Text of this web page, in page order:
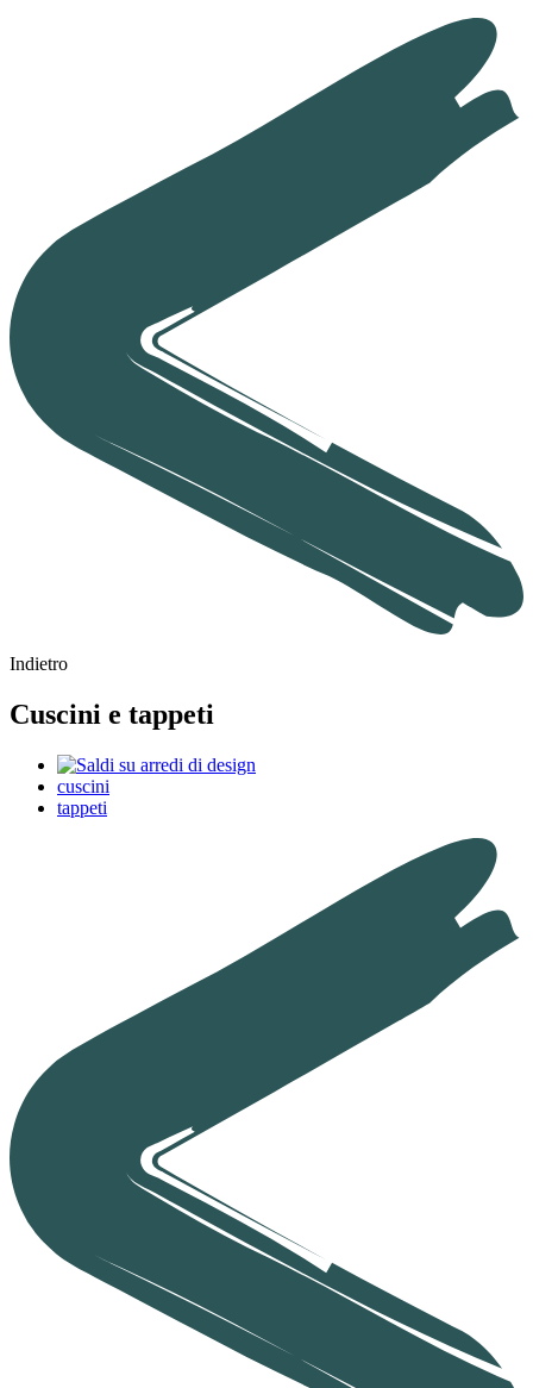
Indietro
Cuscini e tappeti
cuscini
tappeti